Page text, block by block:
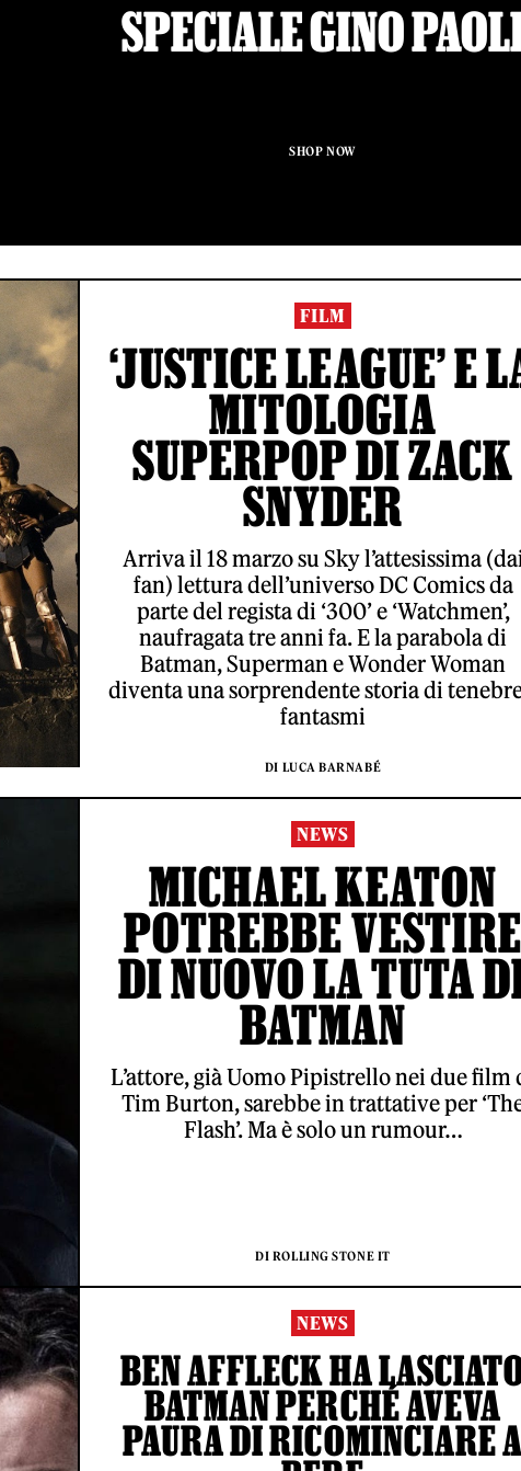
SPECIALE GINO
SHOP NOW
FILM
‘JUSTICE LEAGUE’ E
MITOLOGIA
SUPERPOP DI ZACK
SNYDER
Arriva il 18 marzo su Sky l’attesissima
fan) lettura dell’universo DC Comics da
parte del regista di ‘300’ e ‘Watchmen’,
naufragata tre anni fa. E la parabola di
Batman, Superman e Wonder Woman
diventa una sorprendente storia di
fantasmi
DI LUCA BARNABÉ
NEWS
MICHAEL KEATON
POTREBBE VESTIRE
DI NUOVO LA TUTA
BATMAN
L’attore, già Uomo Pipistrello nei due film
Tim Burton, sarebbe in trattative per
Flash’. Ma è solo un rumour…
DI ROLLING STONE IT
NEWS
BEN AFFLECK HA
BATMAN PERCHÉ AVEVA
PAURA DI RICOMINCIARE